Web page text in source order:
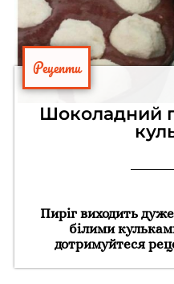
Рецепти
Шоколадний
Пиріг виходить
білими
дотримуйтеся